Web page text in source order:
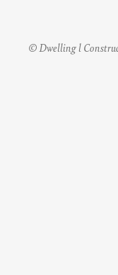
© Dwelling l